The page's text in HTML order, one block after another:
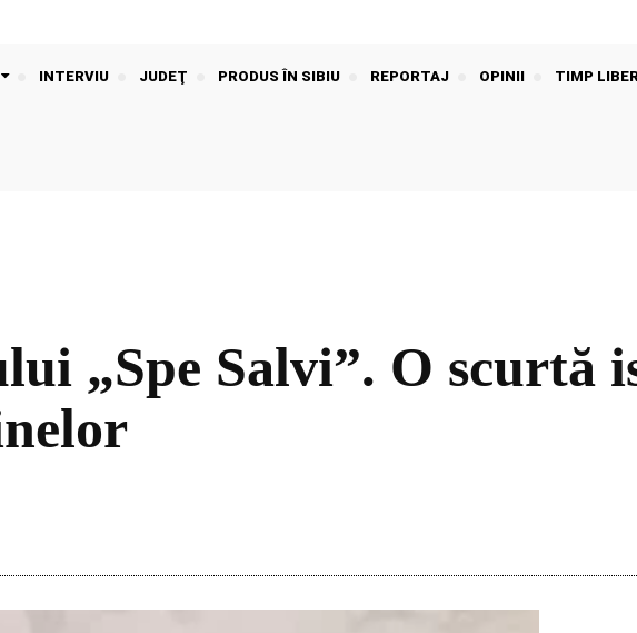
INTERVIU JUDEŢ PRODUS ÎN SIBIU REPORTAJ OPINII TIMP
„Spe Salvi”. O scurtă